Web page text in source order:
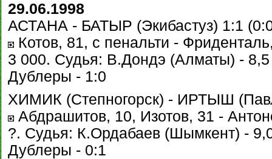
29.06.1998
АСТАНА - БАТЫР (Экибастуз) 1:1
Котов, 81, с пенальти -
3 000. Судья: В.Дондэ (Алматы) - 8,5
Дублеры - 1:0
ХИМИК (Степногорск) - ИРТЫШ
Абдрашитов, 10, Изотов, 31 -
?. Судья: К.Ордабаев (Шымкент) -
Дублеры - 0:1